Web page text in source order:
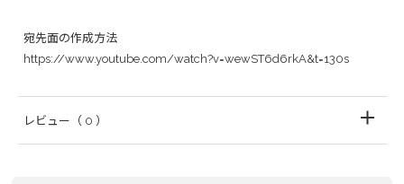
宛先面の作成方法
https://www.youtube.com/watch?v=wewST6d6rkA&t=130s
レビュー （ 0 ）